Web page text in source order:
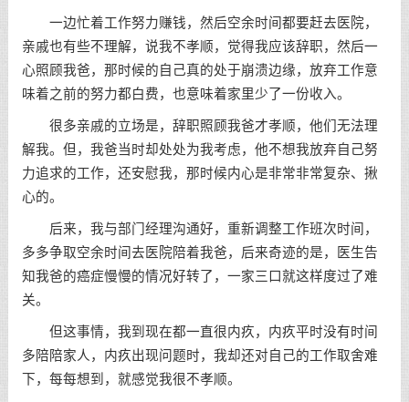
一边忙着工作努力赚钱，然后空余时间都要赶去医院，
亲戚也有些不理解，说我不孝顺，觉得我应该辞职，然后一
心照顾我爸，那时候的自己真的处于崩溃边缘，放弃工作意
味着之前的努力都白费，也意味着家里少了一份收入。
很多亲戚的立场是，辞职照顾我爸才孝顺，他们无法理
解我。但，我爸当时却处处为我考虑，他不想我放弃自己努
力追求的工作，还安慰我，那时候内心是非常非常复杂、揪
心的。
后来，我与部门经理沟通好，重新调整工作班次时间，
多多争取空余时间去医院陪着我爸，后来奇迹的是，医生告
知我爸的癌症慢慢的情况好转了，一家三口就这样度过了难
关。
但这事情，我到现在都一直很内疚，内疚平时没有时间
多陪陪家人，内疚出现问题时，我却还对自己的工作取舍难
下，每每想到，就感觉我很不孝顺。